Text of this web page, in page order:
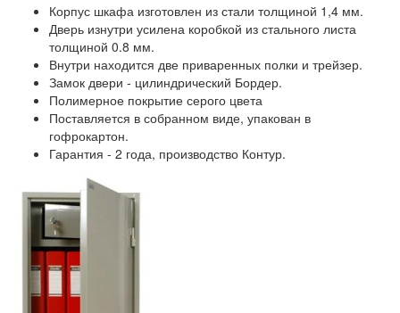
Корпус шкафа изготовлен из стали толщиной 1,4 мм.
Дверь изнутри усилена коробкой из стального листа
толщиной 0.8 мм.
Внутри находится две приваренных полки и трейзер.
Замок двери - цилиндрический Бордер.
Полимерное покрытие серого цвета
Поставляется в собранном виде, упакован в
гофрокартон.
Гарантия - 2 года, производство Контур.